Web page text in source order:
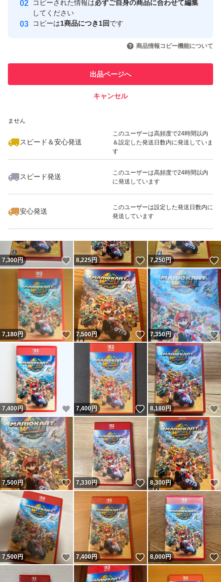
取引実績
引を完了させた実績があります
での取引実績があります
ません
スピード＆安心発送
このユーザーは高頻度で24時間以内
＆設定した発送日数内に発送していま
す
スピード発送
このユーザーは高頻度で24時間以内
に発送しています
安心発送
このユーザーは設定した発送日数内に
発送しています
コピーされた情報は必ずご自身の商品に合わせて編集
してください
コピーは1商品につき1回です
商品情報コピー機能について
出品ページへ
キャンセル
いいね！
7,100
7,300円 いいね！
8,225円 いいね！
7,250円
7,180円 いいね！
7,500円 いいね！
7,350円
7,400円 いいね！
7,400円 いいね！
8,180円
7,500円 いいね！
7,330円 いいね！
8,300円
7,500円 いいね！
7,400円 いいね！
8,000円